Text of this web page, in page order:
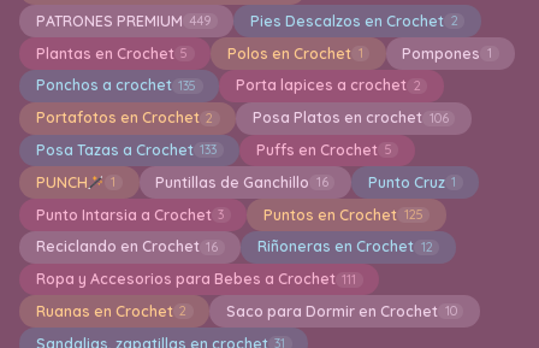
PATRONES PREMIUM 449 Pies Descalzos en Crochet 2
Plantas en Crochet 5 Polos en Crochet 1 Pompones 1
Ponchos a crochet 135 Porta lapices a crochet 2
Portafotos en Crochet 2 Posa Platos en crochet 106
Posa Tazas a Crochet 133 Puffs en Crochet 5
PUNCH 1 Puntillas de Ganchillo 16 Punto Cruz 1
Punto Intarsia a Crochet 3 Puntos en Crochet 125
Reciclando en Crochet 16 Riñoneras en Crochet 12
Ropa y Accesorios para Bebes a Crochet 111
Ruanas en Crochet 2 Saco para Dormir en Crochet 10
Sandalias, zapatillas en crochet 31